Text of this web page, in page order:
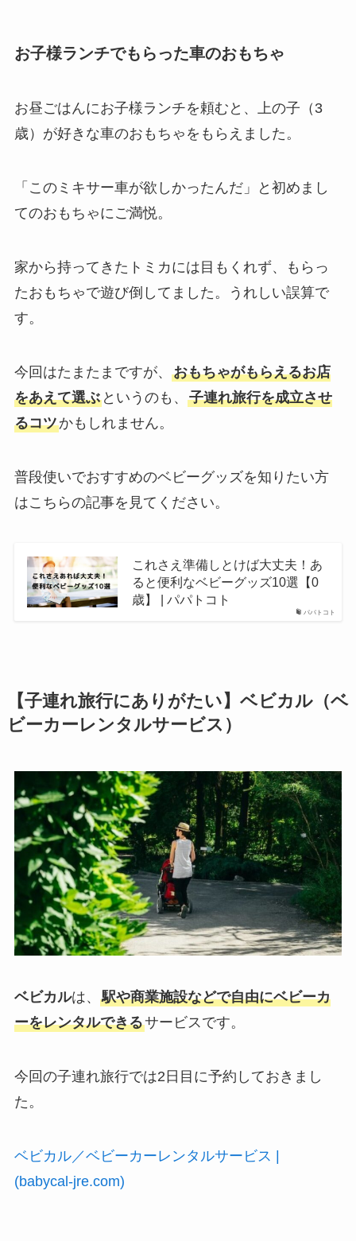
お子様ランチでもらった車のおもちゃ
お昼ごはんにお子様ランチを頼むと、上の子（3
歳）が好きな車のおもちゃをもらえました。
「このミキサー車が欲しかったんだ」と初めまし
てのおもちゃにご満悦。
家から持ってきたトミカには目もくれず、もらっ
たおもちゃで遊び倒してました。うれしい誤算で
す。
今回はたまたまですが、 おもちゃがもらえるお店
をあえて選ぶというのも、 子連れ旅行を成立させ
るコツかもしれません。
普段使いでおすすめのベビーグッズを知りたい方
はこちらの記事を見てください。
パパトコト
これさえ準備しとけば大丈夫！あ
ると便利なベビーグッズ10選【0
歳】 | パパトコト
【子連れ旅行にありがたい】ベビカル（ベ
ビーカーレンタルサービス）
ベビカルは、 駅や商業施設などで自由にベビーカ
ーをレンタルできるサービスです。
今回の子連れ旅行では2日目に予約しておきまし
た。
ベビカル／ベビーカーレンタルサービス |
(babycal-jre.com)